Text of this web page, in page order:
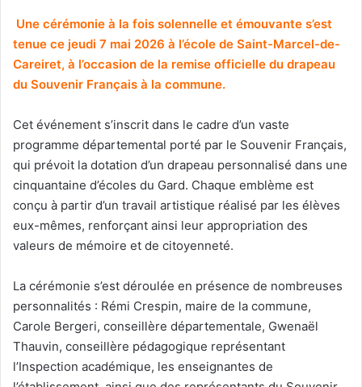
Une cérémonie à la fois solennelle et émouvante s’est
tenue ce jeudi 7 mai 2026 à l’école de Saint-Marcel-de-
Careiret, à l’occasion de la remise officielle du drapeau
du Souvenir Français à la commune.
Cet événement s’inscrit dans le cadre d’un vaste
programme départemental porté par le Souvenir Français,
qui prévoit la dotation d’un drapeau personnalisé dans une
cinquantaine d’écoles du Gard. Chaque emblème est
conçu à partir d’un travail artistique réalisé par les élèves
eux-mêmes, renforçant ainsi leur appropriation des
valeurs de mémoire et de citoyenneté.
La cérémonie s’est déroulée en présence de nombreuses
personnalités : Rémi Crespin, maire de la commune,
Carole Bergeri, conseillère départementale, Gwenaël
Thauvin, conseillère pédagogique représentant
l’Inspection académique, les enseignantes de